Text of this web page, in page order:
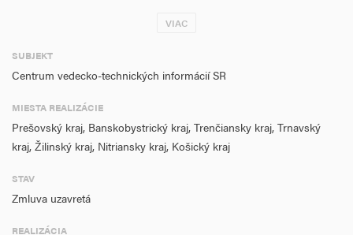
Kľúčovými výstupmi projektu budú
vytvorenie národnej popularizačnej siete (kontaktných bodov);
v médiách.
Vybudovanie jedného veľkého a dvoch menších centier vedy mimo
výskumu a vývoja v menej rozvinutých regiónoch, dobudovanie
a využitie ZCV Aurelium, zriadeného počas predchádzajúceho
VIAC
SUBJEKT
Centrum vedecko-technických informácií SR
MIESTA REALIZÁCIE
Prešovský kraj, Banskobystrický kraj, Trenčiansky kraj, Trnavský
kraj, Žilinský kraj, Nitriansky kraj, Košický kraj
STAV
Zmluva uzavretá
REALIZÁCIA